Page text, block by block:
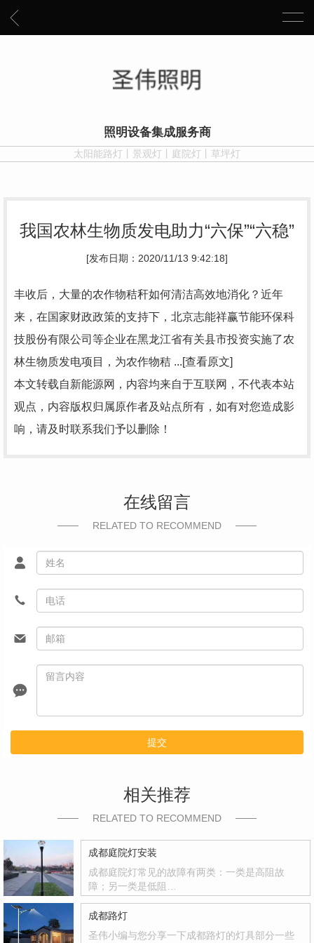
照明设备集成服务商
太阳能路灯丨景观灯丨庭院灯丨草坪灯
我国农林生物质发电助力“六保”“六稳”
[发布日期：2020/11/13 9:42:18]
丰收后，大量的农作物秸秆如何清洁高效地消化？近年
来，在国家财政政策的支持下，北京志能祥赢节能环保科
技股份有限公司等企业在黑龙江省有关县市投资实施了农
林生物质发电项目，为农作物秸 ...[查看原文]
本文转载自新能源网，内容均来自于互联网，不代表本站
观点，内容版权归属原作者及站点所有，如有对您造成影
响，请及时联系我们予以删除！
在线留言
RELATED TO RECOMMEND
提交
相关推荐
RELATED TO RECOMMEND
成都庭院灯安装
成都庭院灯常见的故障有两类：一类是高阻故
障；另一类是低阻…
成都路灯
圣伟小编与您分享一下成都路灯的灯具部分一些